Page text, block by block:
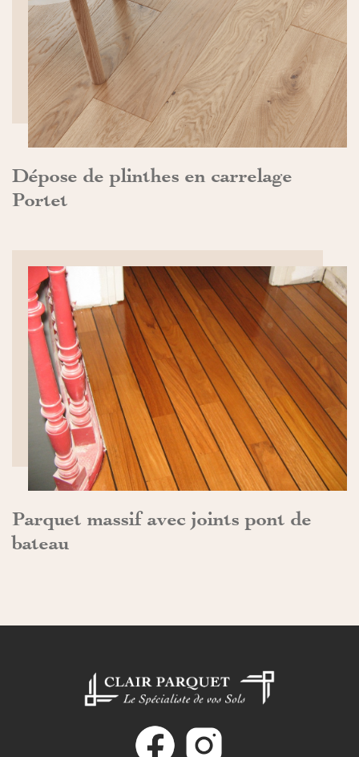
Dépose de plinthes en carrelage
Portet
DÉCOUVRIR>>
Parquet massif avec joints pont de
bateau
DÉCOUVRIR>>